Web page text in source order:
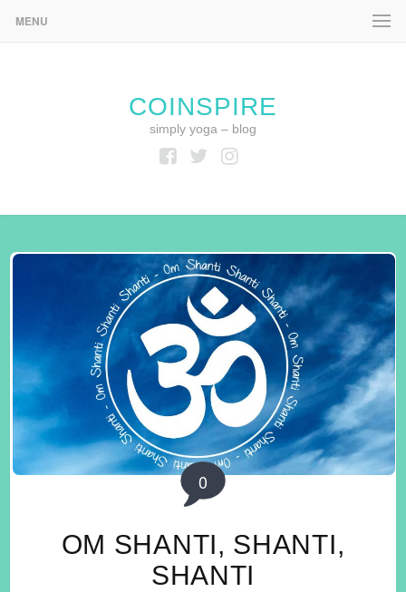
MENU
COINSPIRE
simply yoga – blog
0
OM SHANTI, SHANTI,
SHANTI